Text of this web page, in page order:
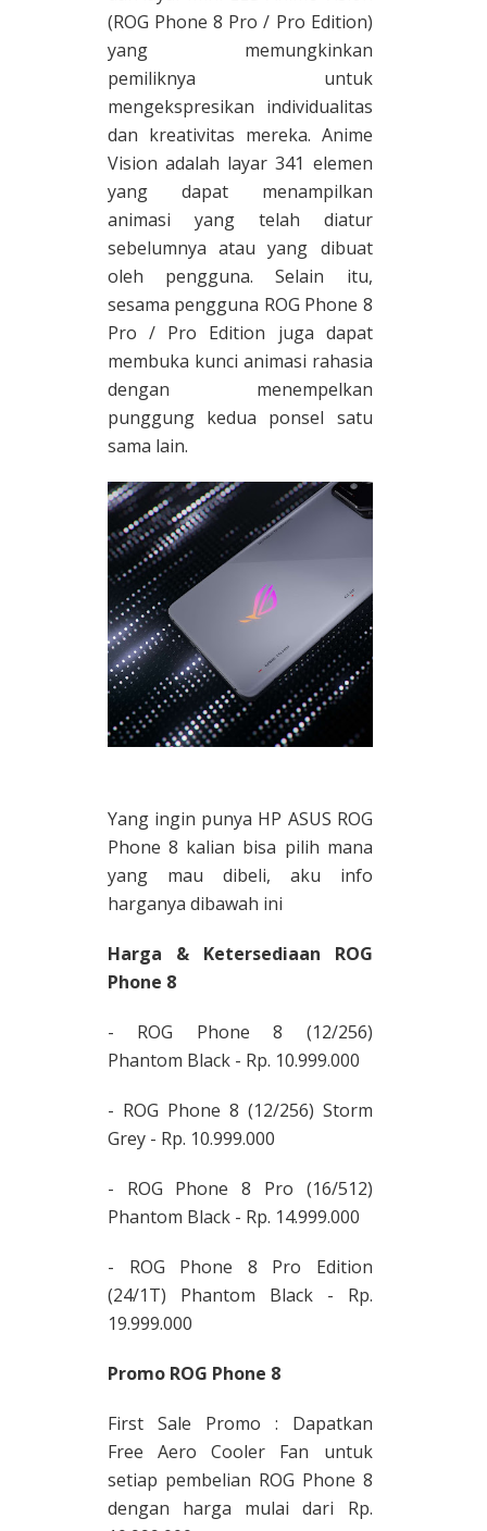
(ROG Phone 8 Pro / Pro Edition)
yang memungkinkan
pemiliknya untuk
mengekspresikan individualitas
dan kreativitas mereka. Anime
Vision adalah layar 341 elemen
yang dapat menampilkan
animasi yang telah diatur
sebelumnya atau yang dibuat
oleh pengguna. Selain itu,
sesama pengguna ROG Phone 8
Pro / Pro Edition juga dapat
membuka kunci animasi rahasia
dengan menempelkan
punggung kedua ponsel satu
sama lain.
Yang ingin punya HP ASUS ROG
Phone 8 kalian bisa pilih mana
yang mau dibeli, aku info
harganya dibawah ini
Harga & Ketersediaan ROG
Phone 8
- ROG Phone 8 (12/256)
Phantom Black - Rp. 10.999.000
- ROG Phone 8 (12/256) Storm
Grey - Rp. 10.999.000
- ROG Phone 8 Pro (16/512)
Phantom Black - Rp. 14.999.000
- ROG Phone 8 Pro Edition
(24/1T) Phantom Black - Rp.
19.999.000
Promo ROG Phone 8
First Sale Promo : Dapatkan
Free Aero Cooler Fan untuk
setiap pembelian ROG Phone 8
dengan harga mulai dari Rp.